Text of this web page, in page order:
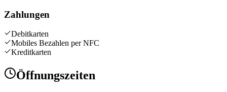
Zahlungen
Debitkarten
Mobiles Bezahlen per NFC
Kreditkarten
Öffnungszeiten